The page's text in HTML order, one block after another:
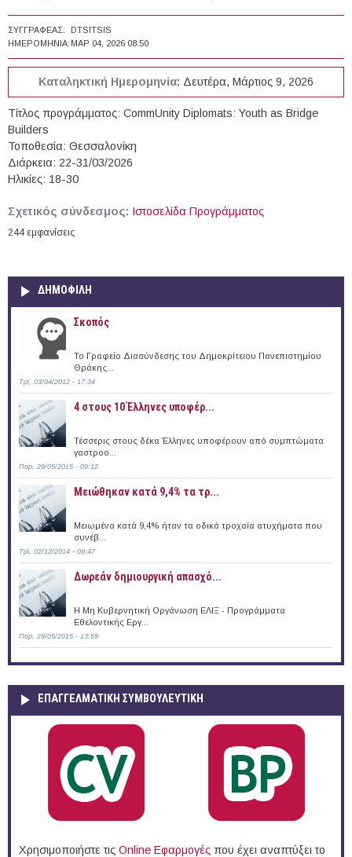
ΣΥΓΓΡΑΦΈΑΣ:
DTSITSIS
ΗΜΕΡΟΜΗΝΊΑ: ΜΑΡ 04, 2026 08:50
Καταληκτική Ημερομηνία: Δευτέρα, Μάρτιος 9, 2026
Τίτλος προγράμματος: CommUnity Diplomats: Youth as Bridge
Builders
Τοποθεσία: Θεσσαλονίκη
Διάρκεια: 22-31/03/2026
Ηλικίες: 18-30
Σχετικός σύνδεσμος: Ιστοσελίδα Προγράμματος
244 εμφανίσεις
ΔΗΜΟΦΙΛΗ
Σκοπός
Το Γραφείο Διασύνδεσης του Δημοκρίτειου Πανεπιστημίου
Θράκης...
Τρί, 03/04/2012 - 17:34
4 στους 10 Έλληνες υποφέρ...
Τέσσερις στους δέκα Έλληνες υποφέρουν από συμπτώματα
γαστροο...
Παρ, 29/05/2015 - 09:12
Μειώθηκαν κατά 9,4% τα τρ...
Μειωμένα κατά 9,4% ήταν τα οδικά τροχαία ατυχήματα που
συνέβ...
Τρί, 02/12/2014 - 09:47
Δωρεάν δημιουργική απασχό...
Η Μη Κυβερνητική Οργάνωση ΕΛΙΞ - Προγράμματα
Εθελοντικής Εργ...
Παρ, 29/05/2015 - 13:59
ΕΠΑΓΓΕΛΜΑΤΙΚΉ ΣΥΜΒΟΥΛΕΥΤΙΚΉ
Χρησιμοποιήστε τις Online Eφαρμογές που έχει αναπτύξει το